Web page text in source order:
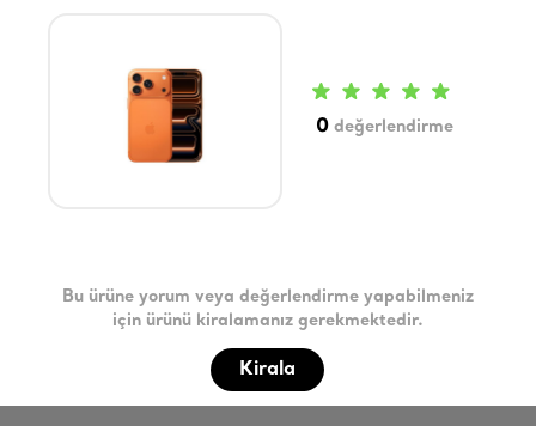
0 değerlendirme
Bu ürüne yorum veya değerlendirme yapabilmeniz
için ürünü kiralamanız gerekmektedir.
Kirala